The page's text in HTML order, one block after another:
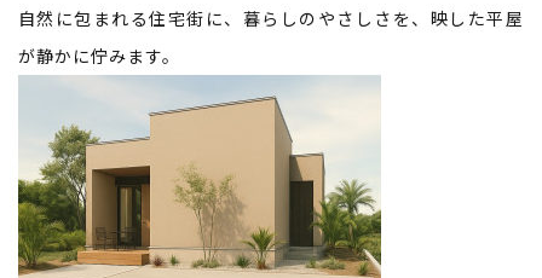
自然に包まれる住宅街に、暮らしのやさしさを、映した平屋
が静かに佇みます。